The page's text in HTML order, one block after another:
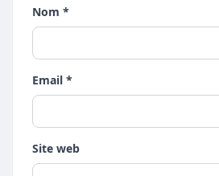
Nom *
Email *
Site web